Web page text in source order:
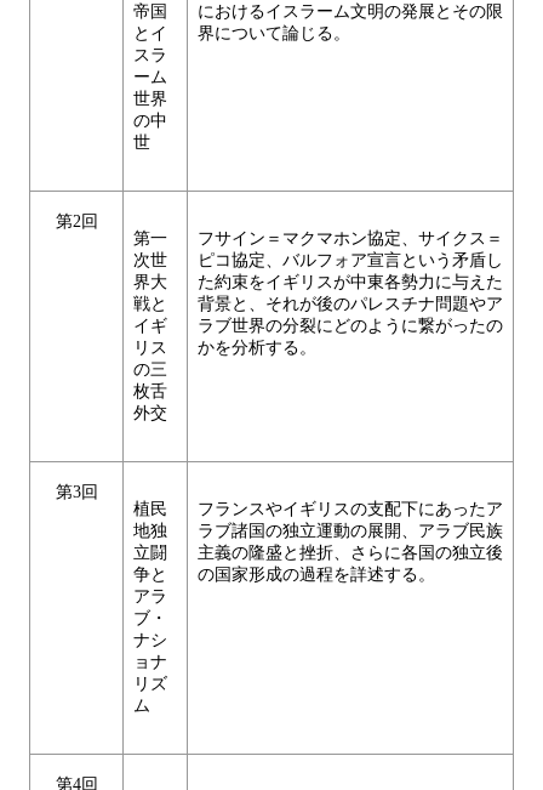
帝国
とイ
スラ
ーム
世界
の中
世
におけるイスラーム文明の発展とその限
界について論じる。
第2回
第一
次世
界大
戦と
イギ
リス
の三
枚舌
外交
フサイン＝マクマホン協定、サイクス＝
ピコ協定、バルフォア宣言という矛盾し
た約束をイギリスが中東各勢力に与えた
背景と、それが後のパレスチナ問題やア
ラブ世界の分裂にどのように繋がったの
かを分析する。
第3回
植民
地独
立闘
争と
アラ
ブ・
ナシ
ョナ
リズ
ム
フランスやイギリスの支配下にあったア
ラブ諸国の独立運動の展開、アラブ民族
主義の隆盛と挫折、さらに各国の独立後
の国家形成の過程を詳述する。
第4回